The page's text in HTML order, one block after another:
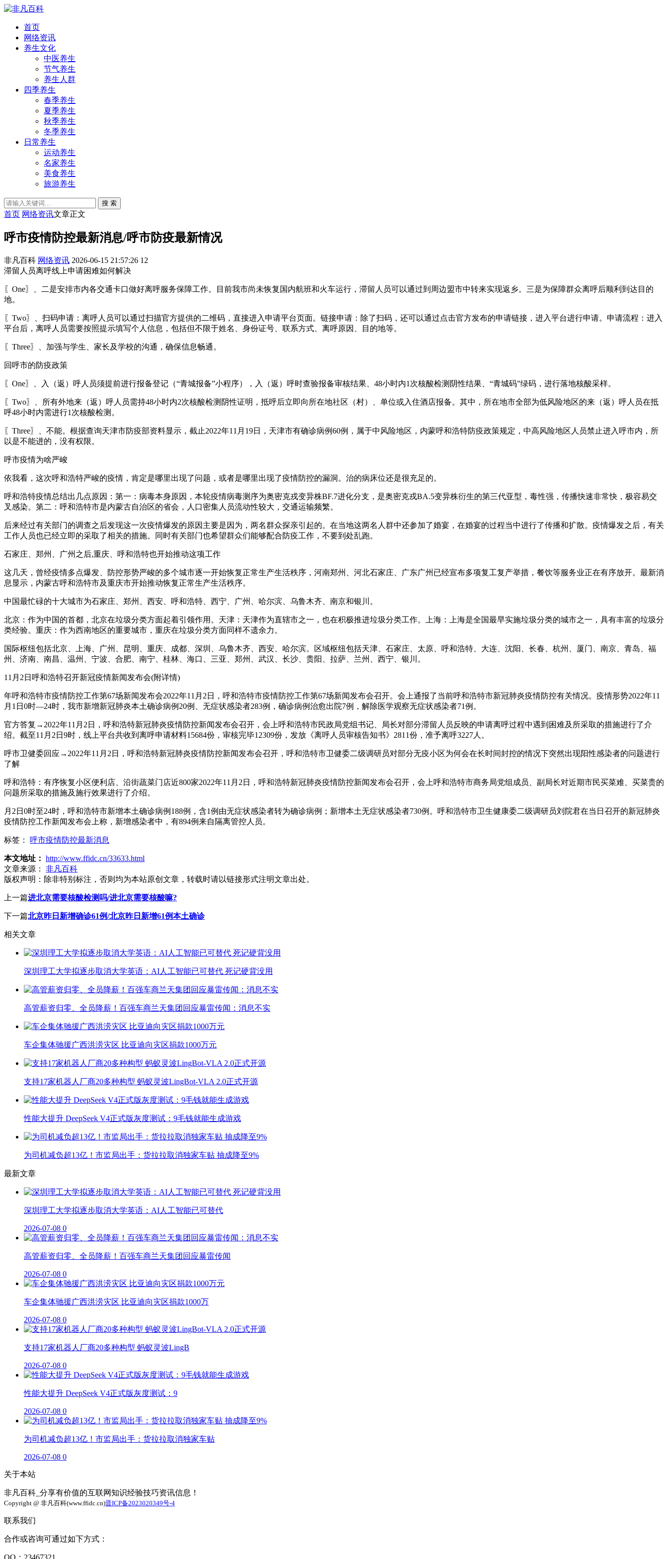
首页
网络资讯
养生文化
中医养生
节气养生
养生人群
四季养生
春季养生
夏季养生
秋季养生
冬季养生
日常养生
运动养生
名家养生
美食养生
旅游养生
搜 索
首页 网络资讯文章正文
呼市疫情防控最新消息/呼市防疫最新情况
非凡百科 网络资讯 2026-06-15 21:57:26 12
滞留人员离呼线上申请困难如何解决
〖One〗、二是安排市内各交通卡口做好离呼服务保障工作。目前我市尚未恢复国内航班和火车运行，滞留人员可以通过到周边盟市中转来实现返乡。三是为保障群众离呼后顺利到达目的
地。
〖Two〗、扫码申请：离呼人员可以通过扫描官方提供的二维码，直接进入申请平台页面。链接申请：除了扫码，还可以通过点击官方发布的申请链接，进入平台进行申请。申请流程：进入
平台后，离呼人员需要按照提示填写个人信息，包括但不限于姓名、身份证号、联系方式、离呼原因、目的地等。
〖Three〗、加强与学生、家长及学校的沟通，确保信息畅通。
回呼市的防疫政策
〖One〗、入（返）呼人员须提前进行报备登记（“青城报备”小程序），入（返）呼时查验报备审核结果、48小时内1次核酸检测阴性结果、“青城码”绿码，进行落地核酸采样。
〖Two〗、所有外地来（返）呼人员需持48小时内2次核酸检测阴性证明，抵呼后立即向所在地社区（村）、单位或入住酒店报备。其中，所在地市全部为低风险地区的来（返）呼人员在抵
呼48小时内需进行1次核酸检测。
〖Three〗、不能。根据查询天津市防疫部资料显示，截止2022年11月19日，天津市有确诊病例60例，属于中风险地区，内蒙呼和浩特防疫政策规定，中高风险地区人员禁止进入呼市内，所
以是不能进的，没有权限。
呼市疫情为啥严峻
依我看，这次呼和浩特严峻的疫情，肯定是哪里出现了问题，或者是哪里出现了疫情防控的漏洞。治的病床位还是很充足的。
呼和浩特疫情总结出几点原因：第一：病毒本身原因，本轮疫情病毒测序为奥密克戎变异株BF.7进化分支，是奥密克戎BA.5变异株衍生的第三代亚型，毒性强，传播快速非常快，极容易交
叉感染。第二：呼和浩特市是内蒙古自治区的省会，人口密集人员流动性较大，交通运输频繁。
后来经过有关部门的调查之后发现这一次疫情爆发的原因主要是因为，两名群众探亲引起的。在当地这两名人群中还参加了婚宴，在婚宴的过程当中进行了传播和扩散。疫情爆发之后，有关
工作人员也已经立即的采取了相关的措施。同时有关部门也希望群众们能够配合防疫工作，不要到处乱跑。
石家庄、郑州、广州之后,重庆、呼和浩特也开始推动这项工作
这几天，曾经疫情多点爆发、防控形势严峻的多个城市逐一开始恢复正常生产生活秩序，河南郑州、河北石家庄、广东广州已经宣布多项复工复产举措，餐饮等服务业正在有序放开。最新消
息显示，内蒙古呼和浩特市及重庆市开始推动恢复正常生产生活秩序。
中国最忙碌的十大城市为石家庄、郑州、西安、呼和浩特、西宁、广州、哈尔滨、乌鲁木齐、南京和银川。
北京：作为中国的首都，北京在垃圾分类方面起着引领作用。天津：天津作为直辖市之一，也在积极推进垃圾分类工作。上海：上海是全国最早实施垃圾分类的城市之一，具有丰富的垃圾分
类经验。重庆：作为西南地区的重要城市，重庆在垃圾分类方面同样不遗余力。
国际枢纽包括北京、上海、广州、昆明、重庆、成都、深圳、乌鲁木齐、西安、哈尔滨。区域枢纽包括天津、石家庄、太原、呼和浩特、大连、沈阳、长春、杭州、厦门、南京、青岛、福
州、济南、南昌、温州、宁波、合肥、南宁、桂林、海口、三亚、郑州、武汉、长沙、贵阳、拉萨、兰州、西宁、银川。
11月2日呼和浩特召开新冠疫情新闻发布会(附详情)
年呼和浩特市疫情防控工作第67场新闻发布会2022年11月2日，呼和浩特市疫情防控工作第67场新闻发布会召开。会上通报了当前呼和浩特市新冠肺炎疫情防控有关情况。疫情形势2022年11
月1日0时—24时，我市新增新冠肺炎本土确诊病例20例、无症状感染者283例，确诊病例治愈出院7例，解除医学观察无症状感染者71例。
官方答复→2022年11月2日，呼和浩特新冠肺炎疫情防控新闻发布会召开，会上呼和浩特市民政局党组书记、局长对部分滞留人员反映的申请离呼过程中遇到困难及所采取的措施进行了介
绍。截至11月2日9时，线上平台共收到离呼申请材料15684份，审核完毕12309份，发放《离呼人员审核告知书》2811份，准予离呼3227人。
呼市卫健委回应→2022年11月2日，呼和浩特新冠肺炎疫情防控新闻发布会召开，呼和浩特市卫健委二级调研员对部分无疫小区为何会在长时间封控的情况下突然出现阳性感染者的问题进行
了解
呼和浩特：有序恢复小区便利店、沿街蔬菜门店近800家2022年11月2日，呼和浩特新冠肺炎疫情防控新闻发布会召开，会上呼和浩特市商务局党组成员、副局长对近期市民买菜难、买菜贵的
问题所采取的措施及施行效果进行了介绍。
月2日0时至24时，呼和浩特市新增本土确诊病例188例，含1例由无症状感染者转为确诊病例；新增本土无症状感染者730例。呼和浩特市卫生健康委二级调研员刘院君在当日召开的新冠肺炎
疫情防控工作新闻发布会上称，新增感染者中，有894例来自隔离管控人员。
标签： 呼市疫情防控最新消息
本文地址： http://www.ffidc.cn/33633.html
文章来源：
非凡百科
版权声明： 除非特别标注，否则均为本站原创文章，转载时请以链接形式注明文章出处。
上一篇进北京需要核酸检测吗/进北京需要核酸嘛?
下一篇北京昨日新增确诊61例/北京昨日新增61例本土确诊
相关文章
深圳理工大学拟逐步取消大学英语：AI人工智能已可替代 死记硬背没用
高管薪资归零、全员降薪！百强车商兰天集团回应暴雷传闻：消息不实
车企集体驰援广西洪涝灾区 比亚迪向灾区捐款1000万元
支持17家机器人厂商20多种构型 蚂蚁灵波LingBot-VLA 2.0正式开源
性能大提升 DeepSeek V4正式版灰度测试：9毛钱就能生成游戏
为司机减负超13亿！市监局出手：货拉拉取消独家车贴 抽成降至9%
最新文章
深圳理工大学拟逐步取消大学英语：AI人工智能已可替代
2026-07-08 0
高管薪资归零、全员降薪！百强车商兰天集团回应暴雷传闻
2026-07-08 0
车企集体驰援广西洪涝灾区 比亚迪向灾区捐款1000万
2026-07-08 0
支持17家机器人厂商20多种构型 蚂蚁灵波LingB
2026-07-08 0
性能大提升 DeepSeek V4正式版灰度测试：9
2026-07-08 0
为司机减负超13亿！市监局出手：货拉拉取消独家车贴
2026-07-08 0
关于本站
非凡百科_分享有价值的互联网知识经验技巧资讯信息！
Copyright @ 非凡百科(www.ffidc.cn)晋ICP备2023020349号-4
联系我们
合作或咨询可通过如下方式：
QQ：23467321